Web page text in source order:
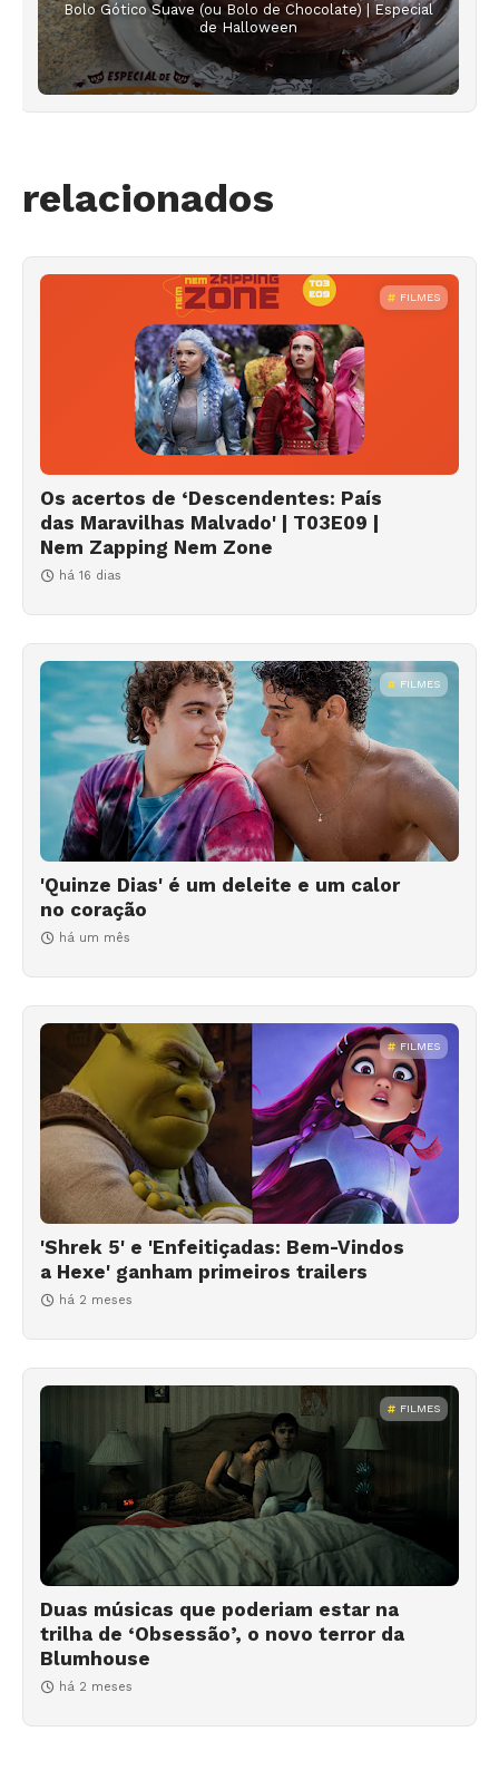
Bolo Gótico Suave (ou Bolo de Chocolate) | Especial
de Halloween
relacionados
FILMES
Os acertos de ‘Descendentes: País
das Maravilhas Malvado' | T03E09 |
Nem Zapping Nem Zone
há 16 dias
FILMES
'Quinze Dias' é um deleite e um calor
no coração
há um mês
FILMES
'Shrek 5' e 'Enfeitiçadas: Bem-Vindos
a Hexe' ganham primeiros trailers
há 2 meses
FILMES
Duas músicas que poderiam estar na
trilha de ‘Obsessão’, o novo terror da
Blumhouse
há 2 meses